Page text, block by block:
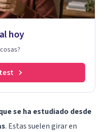
hoy
se ha estudiado desde
. Estas suelen girar en